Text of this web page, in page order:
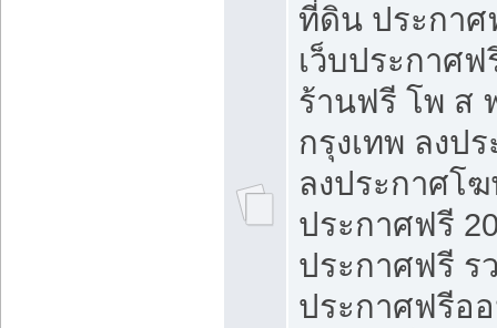
ที่ดิน ประกา
เว็บประกาศ
ร้านฟรี โพ ส
กรุงเทพ ลงป
ลงประกาศโ
ประกาศฟรี
ประกาศฟรี ร
ประกาศฟรีอ